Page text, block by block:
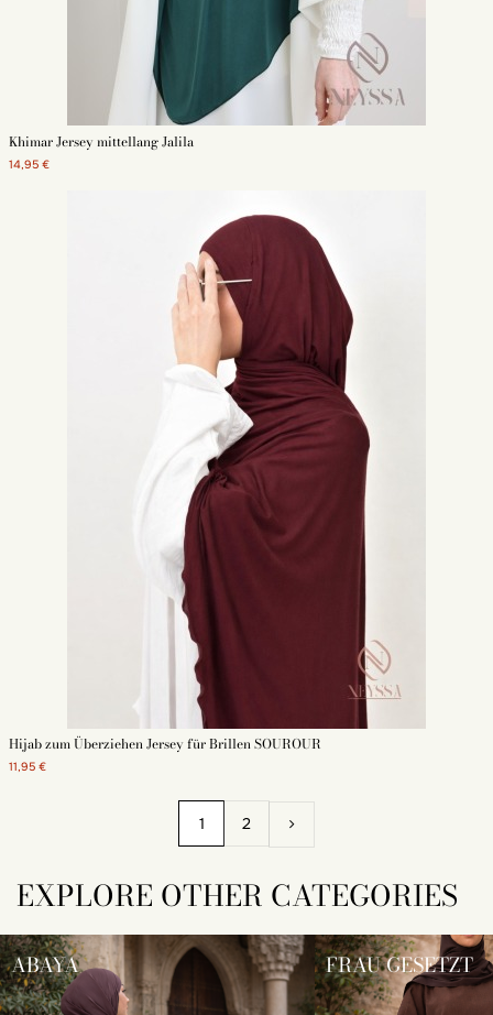
Khimar Jersey mittellang Jalila
14,95 €
Hijab zum Überziehen Jersey für Brillen SOUROUR
11,95 €
1 2
EXPLORE OTHER CATEGORIES
ABAYA FRAU GESETZT